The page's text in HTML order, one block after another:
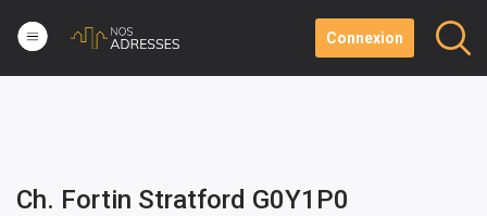
Connexion
Ch. Fortin Stratford G0Y1P0